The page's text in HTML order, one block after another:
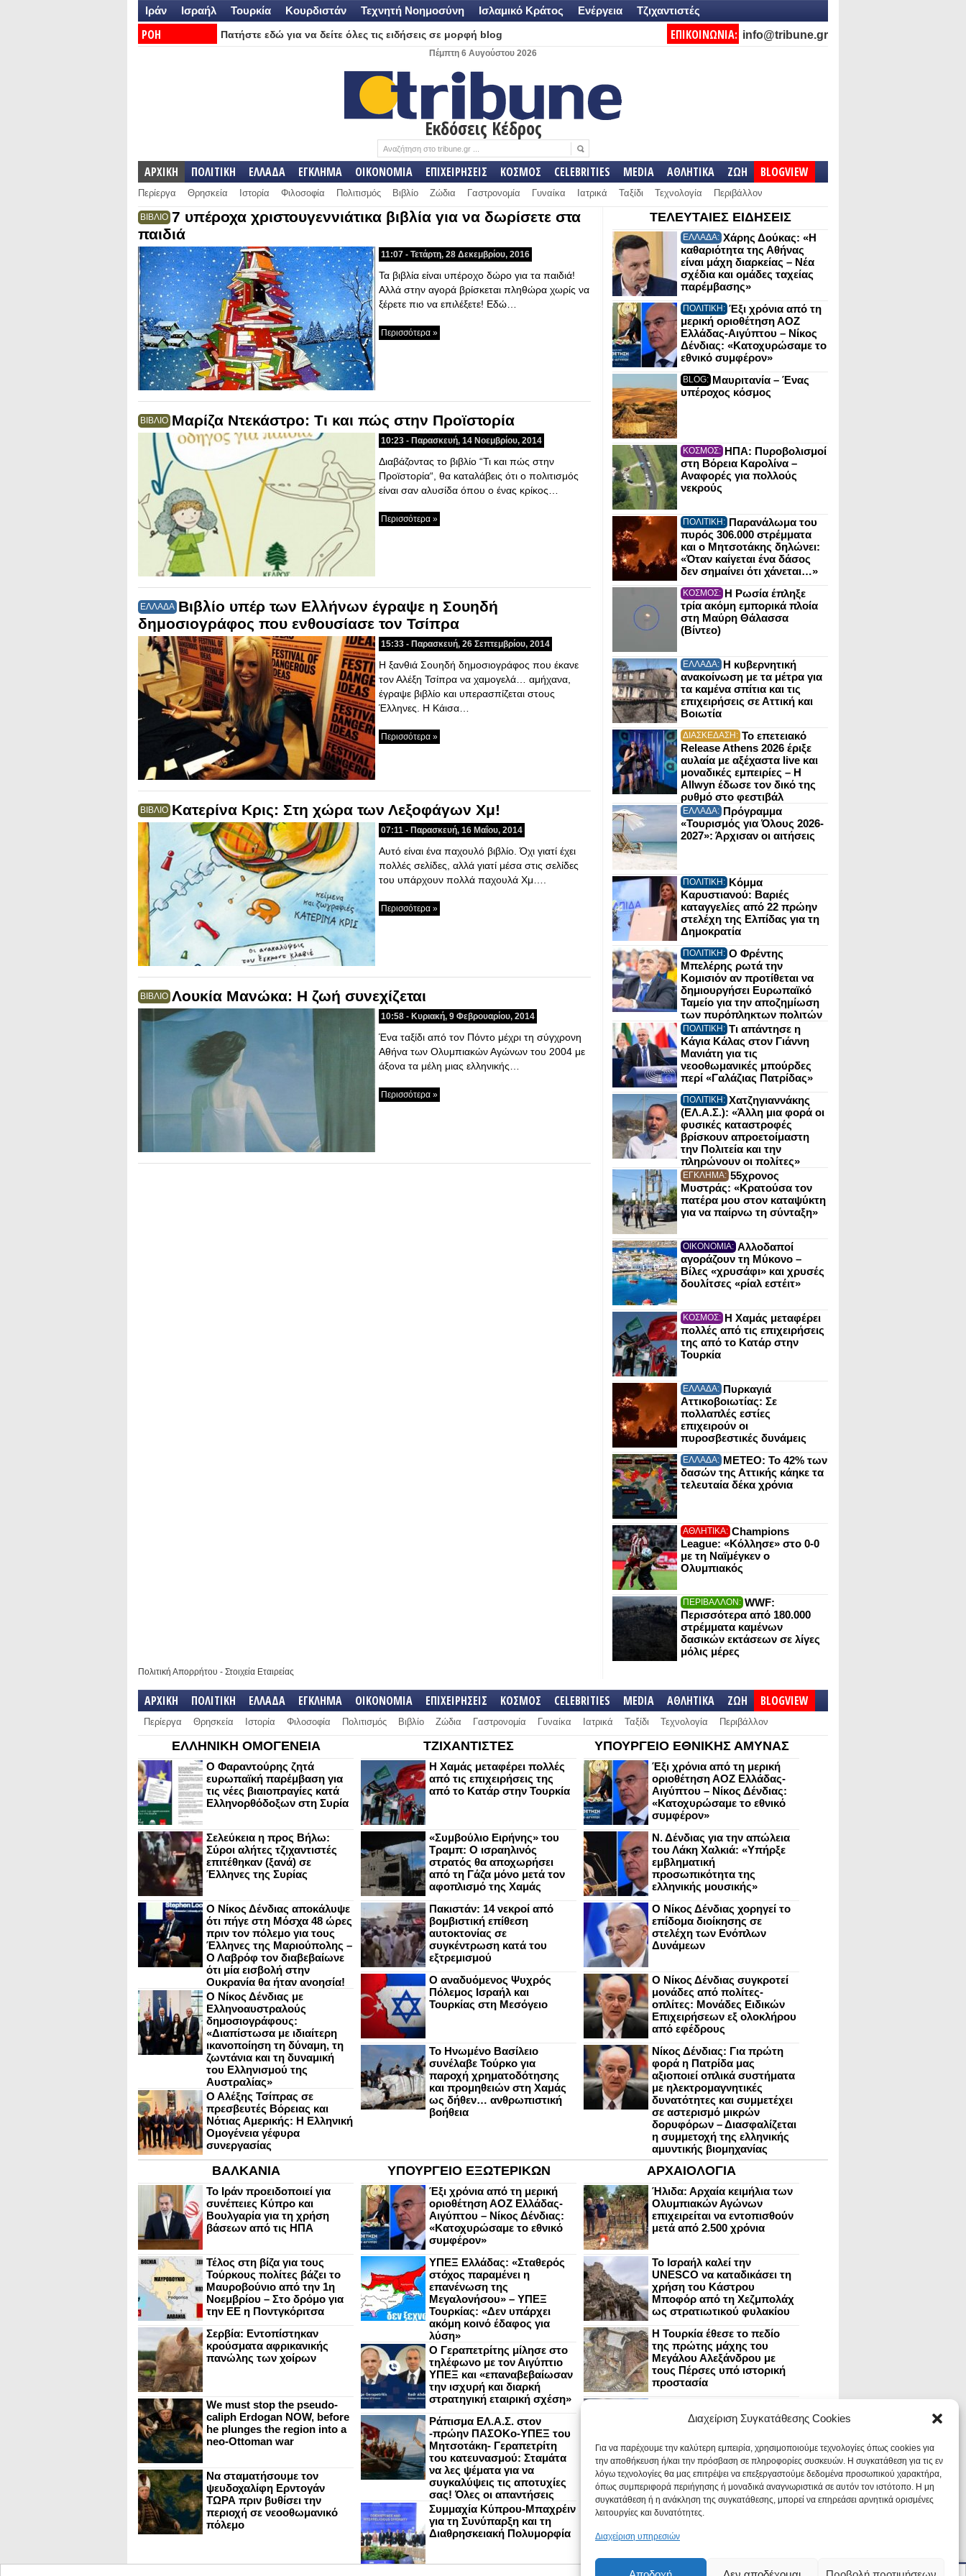
Διαχείριση Συγκατάθεσης Cookies
Για να παρέχουμε την καλύτερη εμπειρία, χρησιμοποιούμε τεχνολογίες όπως cookies για
την αποθήκευση ή/και την πρόσβαση σε πληροφορίες συσκευών. Η συγκατάθεση για τις εν
λόγω τεχνολογίες θα μας επιτρέψει να επεξεργαστούμε δεδομένα προσωπικού χαρακτήρα,
όπως συμπεριφορά περιήγησης ή μοναδικά αναγνωριστικά σε αυτόν τον ιστότοπο. Η μη
συγκατάθεση ή η ανάκληση της συγκατάθεσης, μπορεί να επηρεάσει αρνητικά ορισμένες
λειτουργίες και δυνατότητες.
Διαχείριση υπηρεσιών
Ιράν Ισραήλ Τουρκία Κουρδιστάν Τεχνητή Νοημοσύνη Ισλαμικό Κράτος Ενέργεια Τζιχαντιστές
ΡΟΗ
Πατήστε εδώ για να δείτε όλες τις ειδήσεις σε μορφή blog ΕΠΙΚΟΙΝΩΝΙΑ: info@tribune.gr
Πέμπτη 6 Αυγούστου 2026
Εκδόσεις Κέδρος
ΑΡΧΙΚΗ ΠΟΛΙΤΙΚΗ ΕΛΛΑΔΑ ΕΓΚΛΗΜΑ ΟΙΚΟΝΟΜΙΑ ΕΠΙΧΕΙΡΗΣΕΙΣ ΚΟΣΜΟΣ CELEBRITIES MEDIA ΑΘΛΗΤΙΚΑ ΖΩΗ BLOGVIEW
Περίεργα Θρησκεία Ιστορία Φιλοσοφία Πολιτισμός Βιβλίο Ζώδια Γαστρονομία Γυναίκα Ιατρικά Ταξίδι Τεχνολογία Περιβάλλον
ΒΙΒΛΙΟ 7 υπέροχα χριστουγεννιάτικα βιβλία για να δωρίσετε στα
παιδιά
11:07 - Τετάρτη, 28 Δεκεμβρίου, 2016
Τα βιβλία είναι υπέροχο δώρο για τα παιδιά!
Αλλά στην αγορά βρίσκεται πληθώρα χωρίς να
ξέρετε πιο να επιλέξετε! Εδώ…
Περισσότερα »
ΒΙΒΛΙΟ Μαρίζα Ντεκάστρο: Τι και πώς στην Προϊστορία
10:23 - Παρασκευή, 14 Νοεμβρίου, 2014
Διαβάζοντας το βιβλίο “Τι και πώς στην
Προϊστορία“, θα καταλάβεις ότι ο πολιτισμός
είναι σαν αλυσίδα όπου ο ένας κρίκος…
Περισσότερα »
ΕΛΛΑΔΑ Βιβλίο υπέρ των Ελλήνων έγραψε η Σουηδή
δημοσιογράφος που ενθουσίασε τον Τσίπρα
15:33 - Παρασκευή, 26 Σεπτεμβρίου, 2014
Η ξανθιά Σουηδή δημοσιογράφος που έκανε
τον Αλέξη Τσίπρα να χαμογελά… αμήχανα,
έγραψε βιβλίο και υπερασπίζεται στους
Έλληνες. Η Κάισα…
Περισσότερα »
ΒΙΒΛΙΟ Κατερίνα Κρις: Στη χώρα των Λεξοφάγων Χμ!
07:11 - Παρασκευή, 16 Μαΐου, 2014
Αυτό είναι ένα παχουλό βιβλίο. Όχι γιατί έχει
πολλές σελίδες, αλλά γιατί μέσα στις σελίδες
του υπάρχουν πολλά παχουλά Χμ….
Περισσότερα »
ΒΙΒΛΙΟ Λουκία Μανώκα: Η ζωή συνεχίζεται
10:58 - Κυριακή, 9 Φεβρουαρίου, 2014
Ένα ταξίδι από τον Πόντο μέχρι τη σύγχρονη
Αθήνα των Ολυμπιακών Αγώνων του 2004 με
άξονα τα μέλη μιας ελληνικής…
Περισσότερα »
ΤΕΛΕΥΤΑΙΕΣ ΕΙΔΗΣΕΙΣ
ΕΛΛΑΔΑ: Χάρης Δούκας: «Η
καθαριότητα της Αθήνας
είναι μάχη διαρκείας – Νέα
σχέδια και ομάδες ταχείας
παρέμβασης»
ΠΟΛΙΤΙΚΗ: Έξι χρόνια από τη
μερική οριοθέτηση ΑΟΖ
Ελλάδας-Αιγύπτου – Νίκος
Δένδιας: «Κατοχυρώσαμε το
εθνικό συμφέρον»
BLOG: Μαυριτανία – Ένας
υπέροχος κόσμος
ΚΟΣΜΟΣ: ΗΠΑ: Πυροβολισμοί
στη Βόρεια Καρολίνα –
Αναφορές για πολλούς
νεκρούς
ΠΟΛΙΤΙΚΗ: Παρανάλωμα του
πυρός 306.000 στρέμματα
και ο Μητσοτάκης δηλώνει:
«Όταν καίγεται ένα δάσος
δεν σημαίνει ότι χάνεται…»
ΚΟΣΜΟΣ: Η Ρωσία έπληξε
τρία ακόμη εμπορικά πλοία
στη Μαύρη Θάλασσα
(Βίντεο)
ΕΛΛΑΔΑ: Η κυβερνητική
ανακοίνωση με τα μέτρα για
τα καμένα σπίτια και τις
επιχειρήσεις σε Αττική και
Βοιωτία
ΔΙΑΣΚΕΔΑΣΗ: Το επετειακό
Release Athens 2026 έριξε
αυλαία με αξέχαστα live και
μοναδικές εμπειρίες – Η
Allwyn έδωσε τον δικό της
ρυθμό στο φεστιβάλ
ΕΛΛΑΔΑ: Πρόγραμμα
«Τουρισμός για Όλους 2026-
2027»: Άρχισαν οι αιτήσεις
ΠΟΛΙΤΙΚΗ: Κόμμα
Καρυστιανού: Βαριές
καταγγελίες από 22 πρώην
στελέχη της Ελπίδας για τη
Δημοκρατία
ΠΟΛΙΤΙΚΗ: Ο Φρέντης
Μπελέρης ρωτά την
Κομισιόν αν προτίθεται να
δημιουργήσει Ευρωπαϊκό
Ταμείο για την αποζημίωση
των πυρόπληκτων πολιτών
ΠΟΛΙΤΙΚΗ: Τι απάντησε η
Κάγια Κάλας στον Γιάννη
Μανιάτη για τις
νεοοθωμανικές μπούρδες
περί «Γαλάζιας Πατρίδας»
ΠΟΛΙΤΙΚΗ: Χατζηγιαννάκης
(ΕΛ.Α.Σ.): «Άλλη μια φορά οι
φυσικές καταστροφές
βρίσκουν απροετοίμαστη
την Πολιτεία και την
πληρώνουν οι πολίτες»
ΕΓΚΛΗΜΑ: 55χρονος
Μυστράς: «Κρατούσα τον
πατέρα μου στον καταψύκτη
για να παίρνω τη σύνταξη»
ΟΙΚΟΝΟΜΙΑ: Αλλοδαποί
αγοράζουν τη Μύκονο –
Βίλες «χρυσάφι» και χρυσές
δουλίτσες «ρίαλ εστέιτ»
ΚΟΣΜΟΣ: Η Χαμάς μεταφέρει
πολλές από τις επιχειρήσεις
της από το Κατάρ στην
Τουρκία
ΕΛΛΑΔΑ: Πυρκαγιά
Αττικοβοιωτίας: Σε
πολλαπλές εστίες
επιχειρούν οι
πυροσβεστικές δυνάμεις
ΕΛΛΑΔΑ: ΜΕΤΕΟ: Το 42% των
δασών της Αττικής κάηκε τα
τελευταία δέκα χρόνια
ΑΘΛΗΤΙΚΑ: Champions
League: «Κόλλησε» στο 0-0
με τη Ναϊμέγκεν ο
Ολυμπιακός
ΠΕΡΙΒΑΛΛΟΝ: WWF:
Περισσότερα από 180.000
στρέμματα καμένων
δασικών εκτάσεων σε λίγες
μόλις μέρες
Πολιτική Απορρήτου - Στοιχεία Εταιρείας
ΑΡΧΙΚΗ ΠΟΛΙΤΙΚΗ ΕΛΛΑΔΑ ΕΓΚΛΗΜΑ ΟΙΚΟΝΟΜΙΑ ΕΠΙΧΕΙΡΗΣΕΙΣ ΚΟΣΜΟΣ CELEBRITIES MEDIA ΑΘΛΗΤΙΚΑ ΖΩΗ BLOGVIEW
Περίεργα Θρησκεία Ιστορία Φιλοσοφία Πολιτισμός Βιβλίο Ζώδια Γαστρονομία Γυναίκα Ιατρικά Ταξίδι Τεχνολογία Περιβάλλον
ΕΛΛΗΝΙΚΗ ΟΜΟΓΕΝΕΙΑ
Ο Φαραντούρης ζητά
ευρωπαϊκή παρέμβαση για
τις νέες βιαιοπραγίες κατά
Ελληνορθόδοξων στη Συρία
Σελεύκεια η προς Βήλω:
Σύροι αλήτες τζιχαντιστές
επιτέθηκαν (ξανά) σε
Έλληνες της Συρίας
Ο Νίκος Δένδιας αποκάλυψε
ότι πήγε στη Μόσχα 48 ώρες
πριν τον πόλεμο για τους
Έλληνες της Μαριούπολης –
Ο Λαβρόφ τον διαβεβαίωνε
ότι μία εισβολή στην
Ουκρανία θα ήταν ανοησία!
Ο Νίκος Δένδιας με
Ελληνοαυστραλούς
δημοσιογράφους:
«Διαπίστωσα με ιδιαίτερη
ικανοποίηση τη δύναμη, τη
ζωντάνια και τη δυναμική
του Ελληνισμού της
Αυστραλίας»
Ο Αλέξης Τσίπρας σε
πρεσβευτές Βόρειας και
Νότιας Αμερικής: Η Ελληνική
Ομογένεια γέφυρα
συνεργασίας
ΤΖΙΧΑΝΤΙΣΤΕΣ
Η Χαμάς μεταφέρει πολλές
από τις επιχειρήσεις της
από το Κατάρ στην Τουρκία
«Συμβούλιο Ειρήνης» του
Τραμπ: Ο ισραηλινός
στρατός θα αποχωρήσει
από τη Γάζα μόνο μετά τον
αφοπλισμό της Χαμάς
Πακιστάν: 14 νεκροί από
βομβιστική επίθεση
αυτοκτονίας σε
συγκέντρωση κατά του
εξτρεμισμού
Ο αναδυόμενος Ψυχρός
Πόλεμος Ισραήλ και
Τουρκίας στη Μεσόγειο
Το Ηνωμένο Βασίλειο
συνέλαβε Τούρκο για
παροχή χρηματοδότησης
και προμηθειών στη Χαμάς
ως δήθεν… ανθρωπιστική
βοήθεια
ΥΠΟΥΡΓΕΙΟ ΕΘΝΙΚΗΣ ΑΜΥΝΑΣ
Έξι χρόνια από τη μερική
οριοθέτηση ΑΟΖ Ελλάδας-
Αιγύπτου – Νίκος Δένδιας:
«Κατοχυρώσαμε το εθνικό
συμφέρον»
Ν. Δένδιας για την απώλεια
του Λάκη Χαλκιά: «Υπήρξε
εμβληματική
προσωπικότητα της
ελληνικής μουσικής»
Ο Νίκος Δένδιας χορηγεί το
επίδομα διοίκησης σε
στελέχη των Ενόπλων
Δυνάμεων
Ο Νίκος Δένδιας συγκροτεί
μονάδες από πολίτες-
οπλίτες: Μονάδες Ειδικών
Επιχειρήσεων εξ ολοκλήρου
από εφέδρους
Νίκος Δένδιας: Για πρώτη
φορά η Πατρίδα μας
αξιοποιεί οπλικά συστήματα
με ηλεκτρομαγνητικές
δυνατότητες και συμμετέχει
σε αστερισμό μικρών
δορυφόρων – Διασφαλίζεται
η συμμετοχή της ελληνικής
αμυντικής βιομηχανίας
ΒΑΛΚΑΝΙΑ
Το Ιράν προειδοποιεί για
συνέπειες Κύπρο και
Βουλγαρία για τη χρήση
βάσεων από τις ΗΠΑ
Τέλος στη βίζα για τους
Τούρκους πολίτες βάζει το
Μαυροβούνιο από την 1η
Νοεμβρίου – Στο δρόμο για
την ΕΕ η Ποντγκόριτσα
Σερβία: Εντοπίστηκαν
κρούσματα αφρικανικής
πανώλης των χοίρων
We must stop the pseudo-
caliph Erdogan NOW, before
he plunges the region into a
neo-Ottoman war
Να σταματήσουμε τον
ψευδοχαλίφη Ερντογάν
ΤΩΡΑ πριν βυθίσει την
περιοχή σε νεοοθωμανικό
πόλεμο
ΥΠΟΥΡΓΕΙΟ ΕΞΩΤΕΡΙΚΩΝ
Έξι χρόνια από τη μερική
οριοθέτηση ΑΟΖ Ελλάδας-
Αιγύπτου – Νίκος Δένδιας:
«Κατοχυρώσαμε το εθνικό
συμφέρον»
ΥΠΕΞ Ελλάδας: «Σταθερός
στόχος παραμένει η
επανένωση της
Μεγαλονήσου» – ΥΠΕΞ
Τουρκίας: «Δεν υπάρχει
ακόμη κοινό έδαφος για
λύση»
Ο Γεραπετρίτης μίλησε στο
τηλέφωνο με τον Αιγύπτιο
ΥΠΕΞ και «επαναβεβαίωσαν
την ισχυρή και διαρκή
στρατηγική εταιρική σχέση»
Ράπισμα ΕΛ.Α.Σ. στον
-πρώην ΠΑΣΟΚο-ΥΠΕΞ του
Μητσοτάκη- Γεραπετρίτη
του κατευνασμού: Σταμάτα
να λες ψέματα για να
συγκαλύψεις τις αποτυχίες
σας! Όλες οι απαντήσεις
Συμμαχία Κύπρου-Μπαχρέιν
για τη Συνύπαρξη και τη
Διαθρησκειακή Πολυμορφία
ΑΡΧΑΙΟΛΟΓΙΑ
Ήλιδα: Αρχαία κειμήλια των
Ολυμπιακών Αγώνων
επιχειρείται να εντοπισθούν
μετά από 2.500 χρόνια
Το Ισραήλ καλεί την
UNESCO να καταδικάσει τη
χρήση του Κάστρου
Μποφόρ από τη Χεζμπολάχ
ως στρατιωτικού φυλακίου
Η Τουρκία έθεσε το πεδίο
της πρώτης μάχης του
Μεγάλου Αλεξάνδρου με
τους Πέρσες υπό ιστορική
προστασία
ανακτόρου στην
στο Παλάτι των Δεσποτών
Οι Νεάντερταλ έκαναν
οδοντιατρικές επεμβάσεις σε
χαλασμένα δόντια, σύμφωνα
με ευρήματα